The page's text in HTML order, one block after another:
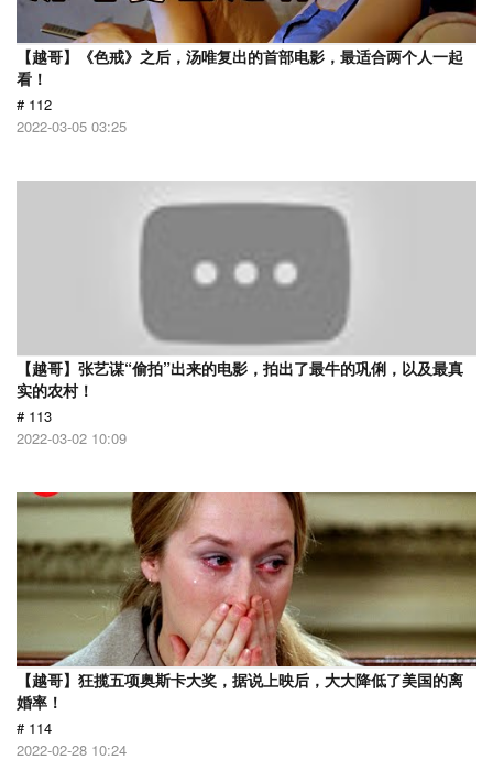
【越哥】《色戒》之后，汤唯复出的首部电影，最适合两个人一起
看！
# 112
2022-03-05 03:25
【越哥】张艺谋“偷拍”出来的电影，拍出了最牛的巩俐，以及最真
实的农村！
# 113
2022-03-02 10:09
【越哥】狂揽五项奥斯卡大奖，据说上映后，大大降低了美国的离
婚率！
# 114
2022-02-28 10:24